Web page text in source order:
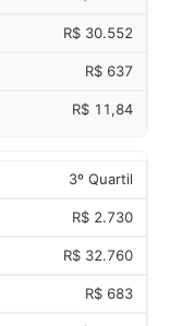
R$ 30.552
R$ 637
R$ 11,84
3º Quartil
R$ 2.730
R$ 32.760
R$ 683